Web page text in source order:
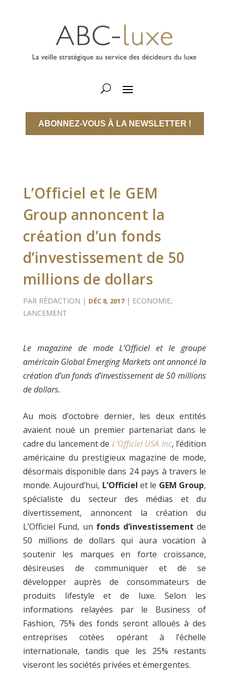
ABONNEZ-VOUS À LA NEWSLETTER !
L’Officiel et le GEM
Group annoncent la
création d’un fonds
d’investissement de 50
millions de dollars
PAR RÉDACTION | DÉC 8, 2017| ECONOMIE,
LANCEMENT
Le magazine de mode L’Officiel et le groupe
américain Global Emerging Markets ont annoncé la
création d’un fonds d’investissement de 50 millions
de dollars.
Au mois d’octobre dernier, les deux entités
avaient noué un premier partenariat dans le
cadre du lancement de L’OfficielUSA Inc, l’édition
américaine du prestigieux magazine de mode,
désormais disponible dans 24 pays à travers le
monde. Aujourd’hui, L’Officiel et le GEM Group,
spécialiste du secteur des médias et du
divertissement, annoncent la création du
L’Officiel Fund, un fonds d’investissement de
50 millions de dollars qui aura vocation à
soutenir les marques en forte croissance,
désireuses de communiquer et de se
développer auprès de consommateurs de
produits lifestyle et de luxe. Selon les
informations relayées par le Business of
Fashion, 75% des fonds seront alloués à des
entreprises cotées opérant à l’échelle
internationale, tandis que les 25% restants
viseront les sociétés privées et émergentes.